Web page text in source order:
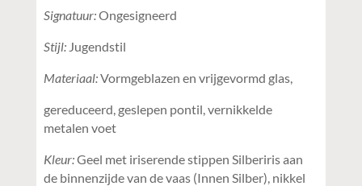
Signatuur:Ongesigneerd
Stijl: Jugendstil
Materiaal:Vormgeblazen en vrijgevormd glas,
gereduceerd, geslepen pontil, vernikkelde
metalen voet
Kleur:Geel met iriserende stippen Silberiris aan
de binnenzijde van de vaas (Innen Silber), nikkel